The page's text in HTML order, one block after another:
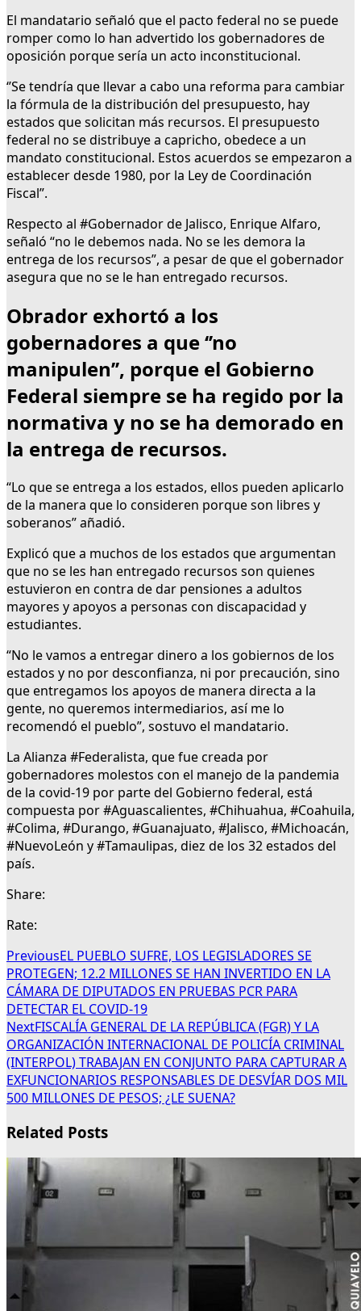
El mandatario señaló que el pacto federal no se puede
romper como lo han advertido los gobernadores de
oposición porque sería un acto inconstitucional.
‘’Se tendría que llevar a cabo una reforma para cambiar
la fórmula de la distribución del presupuesto, hay
estados que solicitan más recursos. El presupuesto
federal no se distribuye a capricho, obedece a un
mandato constitucional. Estos acuerdos se empezaron a
establecer desde 1980, por la Ley de Coordinación
Fiscal”.
Respecto al #Gobernador de Jalisco, Enrique Alfaro,
señaló “no le debemos nada. No se les demora la
entrega de los recursos”, a pesar de que el gobernador
asegura que no se le han entregado recursos.
Obrador exhortó a los
gobernadores a que ‘’no
manipulen’’, porque el Gobierno
Federal siempre se ha regido por la
normativa y no se ha demorado en
la entrega de recursos.
“Lo que se entrega a los estados, ellos pueden aplicarlo
de la manera que lo consideren porque son libres y
soberanos” añadió.
Explicó que a muchos de los estados que argumentan
que no se les han entregado recursos son quienes
estuvieron en contra de dar pensiones a adultos
mayores y apoyos a personas con discapacidad y
estudiantes.
“No le vamos a entregar dinero a los gobiernos de los
estados y no por desconfianza, ni por precaución, sino
que entregamos los apoyos de manera directa a la
gente, no queremos intermediarios, así me lo
recomendó el pueblo”, sostuvo el mandatario.
La Alianza #Federalista, que fue creada por
gobernadores molestos con el manejo de la pandemia
de la covid-19 por parte del Gobierno federal, está
compuesta por #Aguascalientes, #Chihuahua, #Coahuila,
#Colima, #Durango, #Guanajuato, #Jalisco, #Michoacán,
#NuevoLeón y #Tamaulipas, diez de los 32 estados del
país.
Share:
Rate:
PreviousEL PUEBLO SUFRE, LOS LEGISLADORES SE
PROTEGEN; 12.2 MILLONES SE HAN INVERTIDO EN LA
CÁMARA DE DIPUTADOS EN PRUEBAS PCR PARA
DETECTAR EL COVID-19
NextFISCALÍA GENERAL DE LA REPÚBLICA (FGR) Y LA
ORGANIZACIÓN INTERNACIONAL DE POLICÍA CRIMINAL
(INTERPOL) TRABAJAN EN CONJUNTO PARA CAPTURAR A
EXFUNCIONARIOS RESPONSABLES DE DESVÍAR DOS MIL
500 MILLONES DE PESOS; ¿LE SUENA?
Related Posts